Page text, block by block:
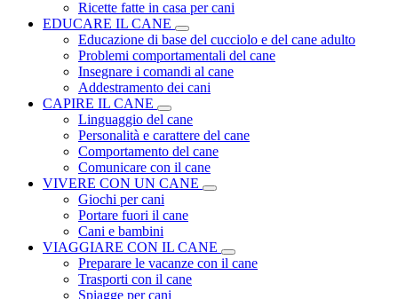
Ricette fatte in casa per cani
EDUCARE IL CANE
Educazione di base del cucciolo e del cane adulto
Problemi comportamentali del cane
Insegnare i comandi al cane
Addestramento dei cani
CAPIRE IL CANE
Linguaggio del cane
Personalità e carattere del cane
Comportamento del cane
Comunicare con il cane
VIVERE CON UN CANE
Giochi per cani
Portare fuori il cane
Cani e bambini
VIAGGIARE CON IL CANE
Preparare le vacanze con il cane
Trasporti con il cane
Spiagge per cani